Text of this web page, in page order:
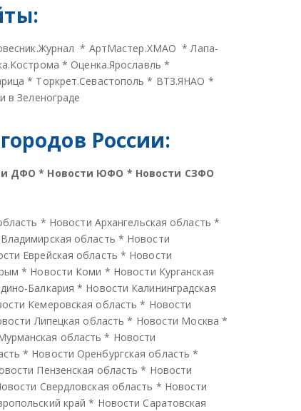
* АртМастер.ХМАО *Лапа-
* Оценка.Ярославль *
* Торкрет.Севастополь * ВТЗ.ЯНАО *
в Зеленограде
России:
ДФО * Новости ЮФО * Новости СЗФО
* Новости Архангельская область *
область * Новости
Еврейская область * Новости
* Новости Коми * Новости Курганская
Балкария * Новости Калининградская
Кемеровская область * Новости
Липецкая область * Новости Москва *
область * Новости
* Новости Оренбургская область *
Пензенская область * Новости
Свердловская область * Новости
край * Новости Саратовская